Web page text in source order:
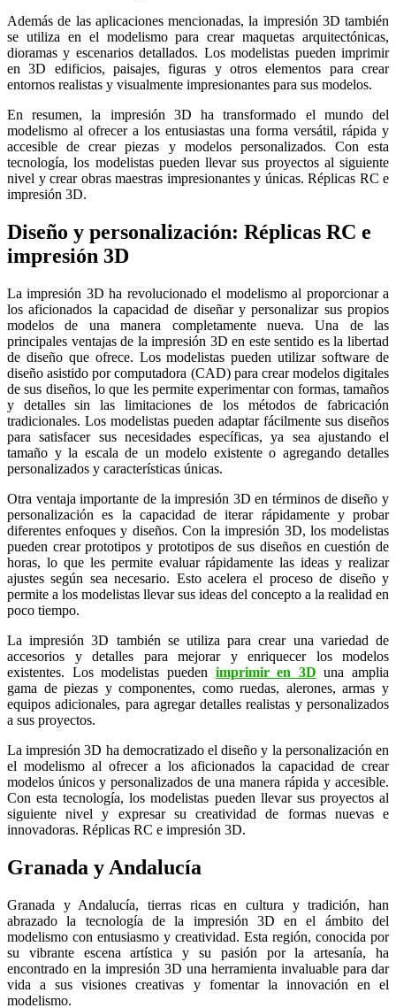
Además de las aplicaciones mencionadas, la impresión 3D también
se utiliza en el modelismo para crear maquetas arquitectónicas,
dioramas y escenarios detallados. Los modelistas pueden imprimir
en 3D edificios, paisajes, figuras y otros elementos para crear
entornos realistas y visualmente impresionantes para sus modelos.
En resumen, la impresión 3D ha transformado el mundo del
modelismo al ofrecer a los entusiastas una forma versátil, rápida y
accesible de crear piezas y modelos personalizados. Con esta
tecnología, los modelistas pueden llevar sus proyectos al siguiente
nivel y crear obras maestras impresionantes y únicas. Réplicas RC e
impresión 3D.
Diseño y personalización: Réplicas RC e
impresión 3D
La impresión 3D ha revolucionado el modelismo al proporcionar a
los aficionados la capacidad de diseñar y personalizar sus propios
modelos de una manera completamente nueva. Una de las
principales ventajas de la impresión 3D en este sentido es la libertad
de diseño que ofrece. Los modelistas pueden utilizar software de
diseño asistido por computadora (CAD) para crear modelos digitales
de sus diseños, lo que les permite experimentar con formas, tamaños
y detalles sin las limitaciones de los métodos de fabricación
tradicionales. Los modelistas pueden adaptar fácilmente sus diseños
para satisfacer sus necesidades específicas, ya sea ajustando el
tamaño y la escala de un modelo existente o agregando detalles
personalizados y características únicas.
Otra ventaja importante de la impresión 3D en términos de diseño y
personalización es la capacidad de iterar rápidamente y probar
diferentes enfoques y diseños. Con la impresión 3D, los modelistas
pueden crear prototipos y prototipos de sus diseños en cuestión de
horas, lo que les permite evaluar rápidamente las ideas y realizar
ajustes según sea necesario. Esto acelera el proceso de diseño y
permite a los modelistas llevar sus ideas del concepto a la realidad en
poco tiempo.
La impresión 3D también se utiliza para crear una variedad de
accesorios y detalles para mejorar y enriquecer los modelos
existentes. Los modelistas pueden imprimir en 3D una amplia
gama de piezas y componentes, como ruedas, alerones, armas y
equipos adicionales, para agregar detalles realistas y personalizados
a sus proyectos.
La impresión 3D ha democratizado el diseño y la personalización en
el modelismo al ofrecer a los aficionados la capacidad de crear
modelos únicos y personalizados de una manera rápida y accesible.
Con esta tecnología, los modelistas pueden llevar sus proyectos al
siguiente nivel y expresar su creatividad de formas nuevas e
innovadoras. Réplicas RC e impresión 3D.
Granada y Andalucía
Granada y Andalucía, tierras ricas en cultura y tradición, han
abrazado la tecnología de la impresión 3D en el ámbito del
modelismo con entusiasmo y creatividad. Esta región, conocida por
su vibrante escena artística y su pasión por la artesanía, ha
encontrado en la impresión 3D una herramienta invaluable para dar
vida a sus visiones creativas y fomentar la innovación en el
modelismo.